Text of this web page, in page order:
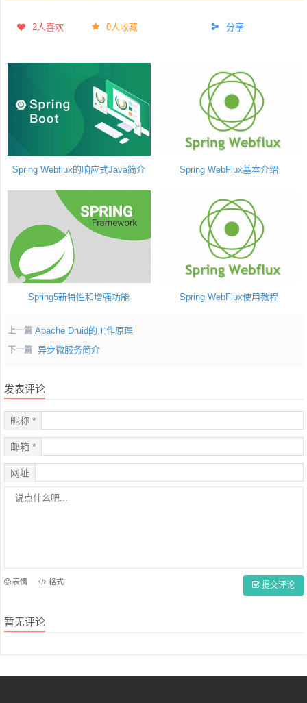
2人喜欢 0人收藏 分享
Spring Webflux的响应式Java简介 Spring WebFlux基本介绍
Spring5新特性和增强功能 Spring WebFlux使用教程
上一篇 Apache Druid的工作原理
下一篇 异步微服务简介
发表评论
昵称 *
邮箱 *
网址
表情 格式 提交评论
暂无评论